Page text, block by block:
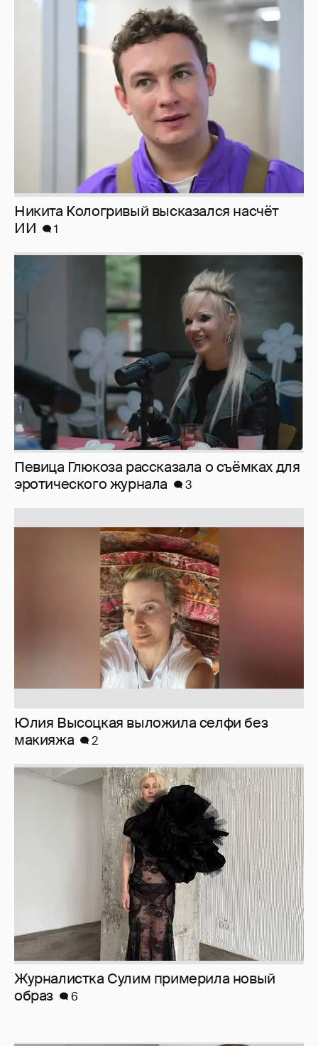
Никита Кологривый высказался насчёт
ИИ
1
Певица Глюкоза рассказала о съёмках для
эротического журнала
3
Юлия Высоцкая выложила селфи без
макияжа
2
Журналистка Сулим примерила новый
образ
6